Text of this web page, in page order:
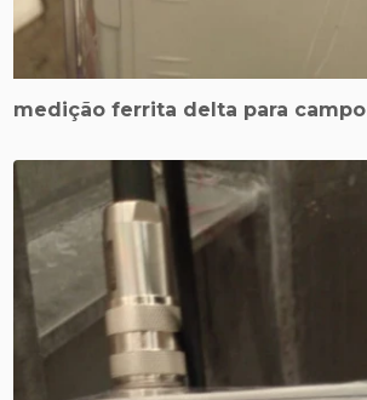
medição ferrita delta para campo